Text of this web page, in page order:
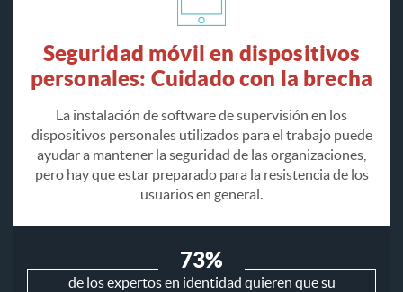
Seguridad móvil en dispositivos
personales: Cuidado con la brecha
La instalación de software de supervisión en los
dispositivos personales utilizados para el trabajo puede
ayudar a mantener la seguridad de las organizaciones,
pero hay que estar preparado para la resistencia de los
usuarios en general.
73%
de los expertos en identidad quieren que su